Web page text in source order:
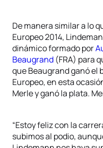
De manera similar a lo
Europeo 2014,
dinámico formado por
Beaugrand (FRA) para
que Beaugrand ganó el
Europeo, en esta
Merle y ganó la plata.
“Estoy feliz con la
subimos al podio,